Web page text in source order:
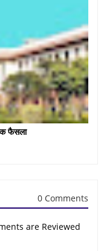
फैसला
0 Comments
are Reviewed